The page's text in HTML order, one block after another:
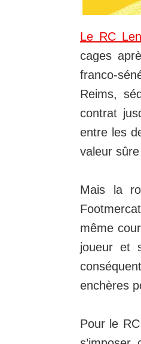
Le RC
cages
franco-
Reims,
contrat
entre les
valeur
Mais la
même
joueur et
enchères
Pour le